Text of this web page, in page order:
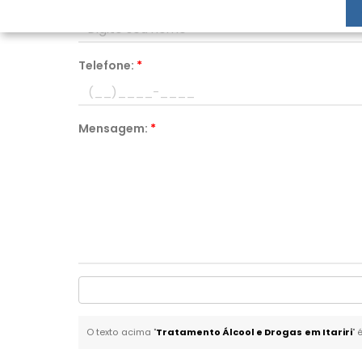
Telefone: *
Mensagem: *
O texto acima "Tratamento Álcool e Drogas em Itariri"